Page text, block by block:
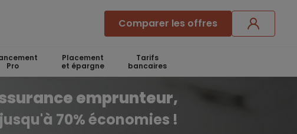
Comparer les offres
Pro
Placement
et épargne
Tarifs
bancaires
emprunteur,
70% économies !